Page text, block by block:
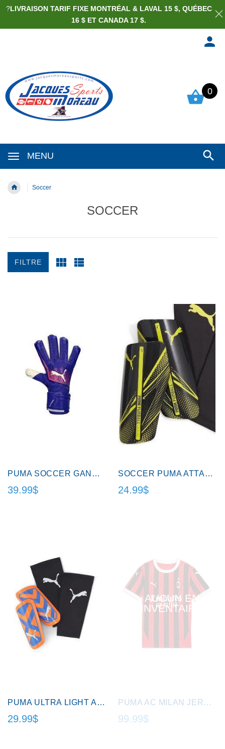
MENU
0
Soccer
SOCCER
FILTRE
PUMA SOCCER GANTS DE GARDIEN/GOALKEEPER GLOVES.
39.99$
SOCCER PUMA ATTACANTO SHINGUARDS.
24.99$
PUMA ULTRA LIGHT ANGLE SHINGUARDS.
29.99$
AUCUN EN
INVENTAIRE
PUMA AC MILAN JERSEY JEUNE/YOUTH.
99.99$
?LIVRAISON TARIF FIXE MONTRÉAL & LAVAL 15 $, QUÉBEC
16 $ ET CANADA 17 $.